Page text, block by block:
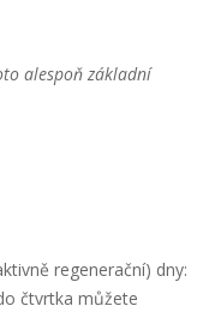
alespoň základní
regenerační) dny:
čtvrtka můžete